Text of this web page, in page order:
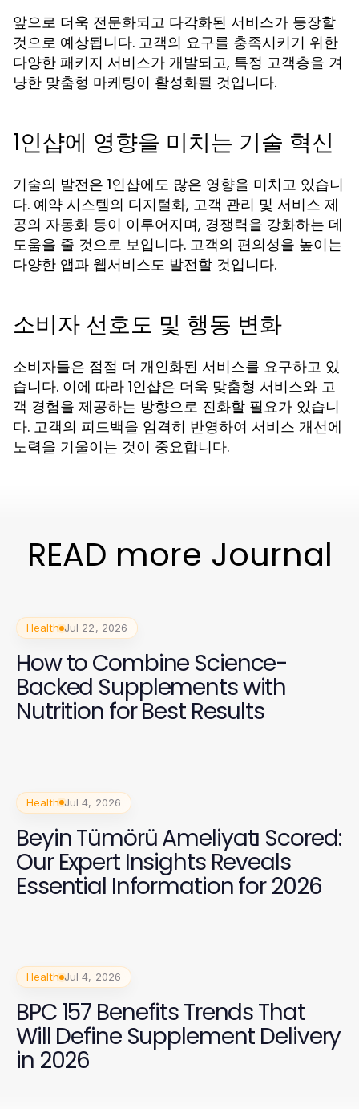
앞으로 더욱 전문화되고 다각화된 서비스가 등장할
것으로 예상됩니다. 고객의 요구를 충족시키기 위한
다양한 패키지 서비스가 개발되고, 특정 고객층을 겨
냥한 맞춤형 마케팅이 활성화될 것입니다.
1인샵에 영향을 미치는 기술 혁신
기술의 발전은 1인샵에도 많은 영향을 미치고 있습니
다. 예약 시스템의 디지털화, 고객 관리 및 서비스 제
공의 자동화 등이 이루어지며, 경쟁력을 강화하는 데
도움을 줄 것으로 보입니다. 고객의 편의성을 높이는
다양한 앱과 웹서비스도 발전할 것입니다.
소비자 선호도 및 행동 변화
소비자들은 점점 더 개인화된 서비스를 요구하고 있
습니다. 이에 따라 1인샵은 더욱 맞춤형 서비스와 고
객 경험을 제공하는 방향으로 진화할 필요가 있습니
다. 고객의 피드백을 엄격히 반영하여 서비스 개선에
노력을 기울이는 것이 중요합니다.
READ more Journal
Health Jul 22, 2026
How to Combine Science-
Backed Supplements with
Nutrition for Best Results
Health Jul 4, 2026
Beyin Tümörü Ameliyatı Scored:
Our Expert Insights Reveals
Essential Information for 2026
Health Jul 4, 2026
BPC 157 Benefits Trends That
Will Define Supplement Delivery
in 2026